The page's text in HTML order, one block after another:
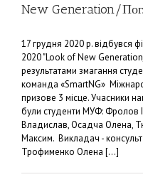
New Generation/
17 грудня 2020 р. відбувся
2020 "Look of New
результатами змагання
команда «SmartNG»
призове 3 місце. Учасники
були студенти МУФ: Фролов
Владислав, Осадча Олена,
Максим. Викладач -
Трофименко Олена [...]